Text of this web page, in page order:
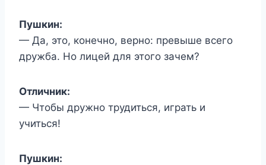
Пушкин:
— Да, это, конечно, верно: превыше всего
дружба. Но лицей для этого зачем?
Отличник:
— Чтобы дружно трудиться, играть и
учиться!
Пушкин: